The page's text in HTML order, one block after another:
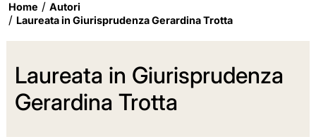
Home
Autori
Laureata in Giurisprudenza Gerardina Trotta
Laureata in Giurisprudenza
Gerardina Trotta